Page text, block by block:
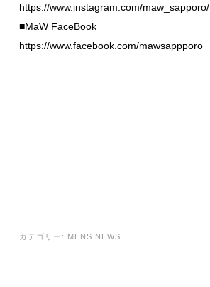
https://www.instagram.com/maw_sapporo/
■MaW FaceBook
https://www.facebook.com/mawsappporo
カテゴリー: MENS NEWS